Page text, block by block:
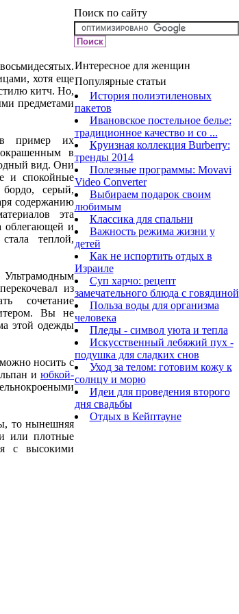
хотя еще
китч. Но,
предметами
в пример их
в
вид. Они
и спокойные
серый,
содержанию
эта
облегающей и
теплой,
из
сочетание
Вы не
этой одежды
носить с
и юбкой-
то нынешняя
или плотные
с высокими
Поиск по сайту
Интересное для женщин
Популярные статьи
История полиэтиленовых
пакетов
Ивановское постельное белье:
традиционное качество и со ...
Круизная коллекция Burberry:
тренды 2014
Полезные программы: Movavi
Video Converter
Выбираем подарок своим
любимым
Классика для спальни
Важность режима жизни у
детей
Как не испортить отдых в
Израиле
Суп харчо: рецепт
замечательного блюда с говядиной
Польза воды для организма
человека
Пледы - символ уюта и тепла
Искусственный лебяжий пух -
подушка для сладких снов
Уход за телом: готовим кожу к
солнцу и морю
Идеи для проведения второго
дня свадьбы
Отдых в Кейптауне